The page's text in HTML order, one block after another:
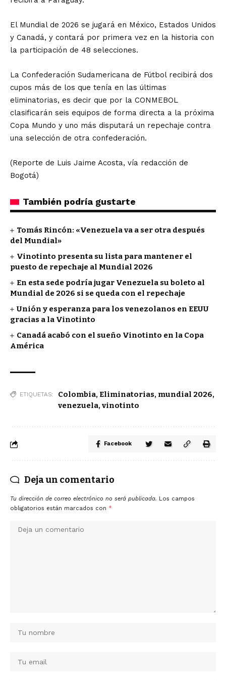
El Mundial de 2026 se jugará en México, Estados Unidos
y Canadá, y contará por primera vez en la historia con
la participación de 48 selecciones.
La Confederación Sudamericana de Fútbol recibirá dos
cupos más de los que tenía en las últimas
eliminatorias, es decir que por la CONMEBOL
clasificarán seis equipos de forma directa a la próxima
Copa Mundo y uno más disputará un repechaje contra
una selección de otra confederación.
(Reporte de Luis Jaime Acosta, vía redacción de
Bogotá)
También podría gustarte
Tomás Rincón: «Venezuela va a ser otra después
del Mundial»
Vinotinto presenta su lista para mantener el
puesto de repechaje al Mundial 2026
En esta sede podría jugar Venezuela su boleto al
Mundial de 2026 si se queda con el repechaje
Unión y esperanza para los venezolanos en EEUU
gracias a la Vinotinto
Canadá acabó con el sueño Vinotinto en la Copa
América
ETIQUETAS: Colombia, Eliminatorias, mundial 2026,
venezuela,vinotinto
Facebook
Deja un comentario
Tu dirección de correo electrónico no será publicada. Los campos
obligatorios están marcados con *